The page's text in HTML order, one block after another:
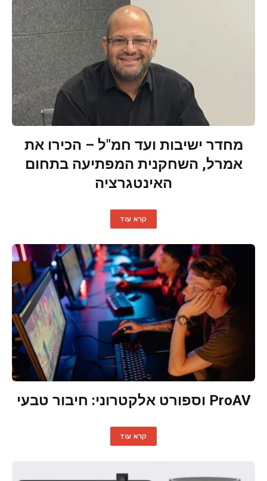
מחדר ישיבות ועד חמ"ל – הכירו את
אמרל, השחקנית המפתיעה בתחום
האינטגרציה
קרא עוד
ProAV וספורט אלקטרוני: חיבור טבעי
קרא עוד